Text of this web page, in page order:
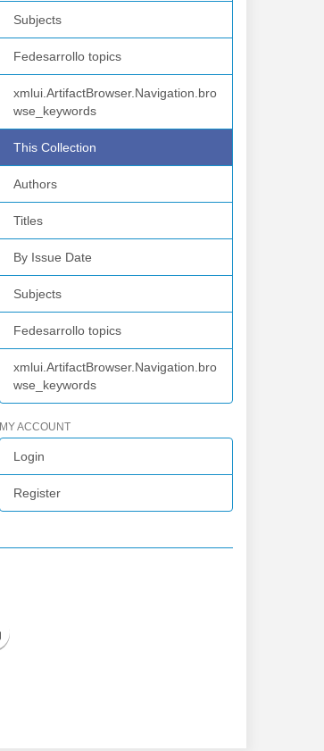
Subjects
Fedesarrollo topics
xmlui.ArtifactBrowser.Navigation.bro
wse_keywords
This Collection
Authors
Titles
By Issue Date
Subjects
Fedesarrollo topics
xmlui.ArtifactBrowser.Navigation.bro
wse_keywords
MY ACCOUNT
Login
Register